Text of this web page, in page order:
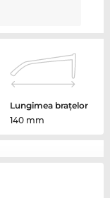
Lungimea brațelor
140 mm